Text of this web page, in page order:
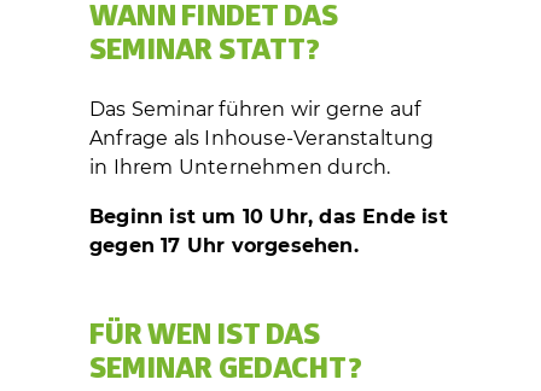
WANN FINDET DAS
SEMINAR STATT?
Das Seminar führen wir gerne auf
Anfrage als Inhouse-Veranstaltung
in Ihrem Unternehmen durch.
Beginn ist um 10 Uhr, das Ende ist
gegen 17 Uhr vorgesehen.
FÜR WEN IST DAS
SEMINAR GEDACHT?